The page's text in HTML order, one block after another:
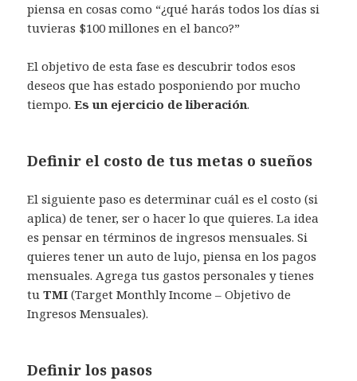
piensa en cosas como “¿qué harás todos los días si
tuvieras $100 millones en el banco?”
El objetivo de esta fase es descubrir todos esos
deseos que has estado posponiendo por mucho
tiempo.Es un ejercicio de liberación.
Definir el costo de tus metas o sueños
El siguiente paso es determinar cuál es el costo (si
aplica) de tener, ser o hacer lo que quieres. La idea
es pensar en términos de ingresos mensuales. Si
quieres tener un auto de lujo, piensa en los pagos
mensuales. Agrega tus gastos personales y tienes
tuTMI (Target Monthly Income – Objetivo de
Ingresos Mensuales).
Definir los pasos